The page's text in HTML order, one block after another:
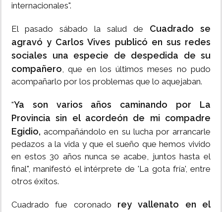
internacionales".
El pasado sábado la salud de Cuadrado se
agravó y Carlos Vives publicó en sus redes
sociales una especie de despedida de su
compañero, que en los últimos meses no pudo
acompañarlo por los problemas que lo aquejaban.
"Ya son varios años caminando por La
Provincia sin el acordeón de mi compadre
Egidio, acompañándolo en su lucha por arrancarle
pedazos a la vida y que el sueño que hemos vivido
en estos 30 años nunca se acabe, juntos hasta el
final", manifestó el intérprete de 'La gota fría', entre
otros éxitos.
Cuadrado fue coronado rey vallenato en el